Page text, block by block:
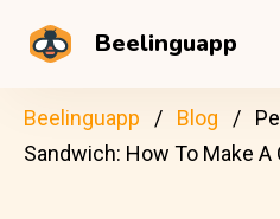
Beelinguapp
Beelinguapp Blog
Sandwich: How To Make A